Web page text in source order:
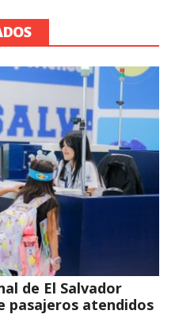
de El Salvador
pasajeros atendidos